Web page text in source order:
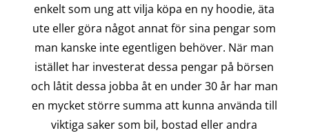
enkelt som ung att vilja köpa en ny hoodie, äta
ute eller göra något annat för sina pengar som
man kanske inte egentligen behöver. När man
istället har investerat dessa pengar på börsen
och låtit dessa jobba åt en under 30 år har man
en mycket större summa att kunna använda till
viktiga saker som bil, bostad eller andra